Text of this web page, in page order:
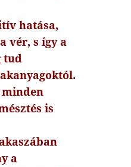
hatása,
vér, s így a
tud
is
a